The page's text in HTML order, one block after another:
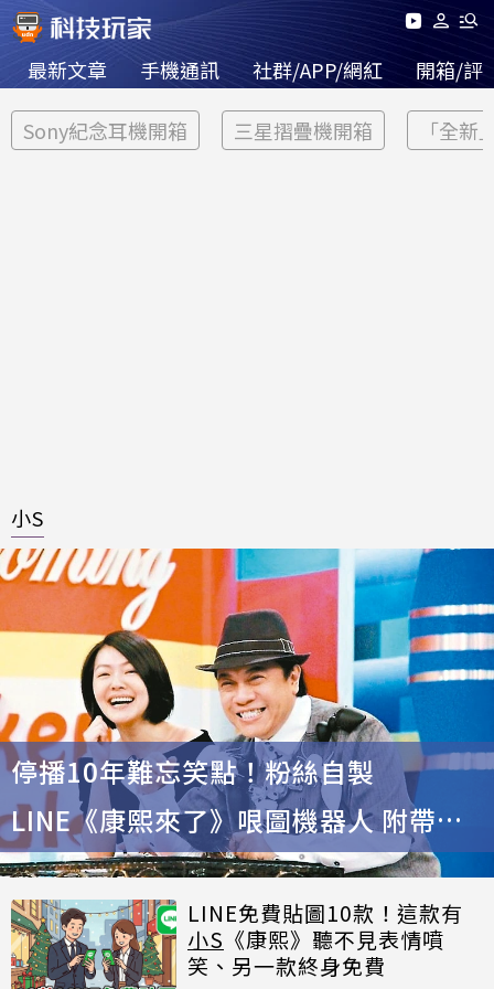
最新文章 手機通訊 社群/APP/網紅 開箱/評
Sony紀念耳機開箱 三星摺疊機開箱 「全新
小S
停播10年難忘笑點！粉絲自製
LINE《康熙來了》哏圖機器人 附帶語
音隨時用
LINE免費貼圖10款！這款有
小S 《康熙》聽不見表情噴
笑、另一款終身免費